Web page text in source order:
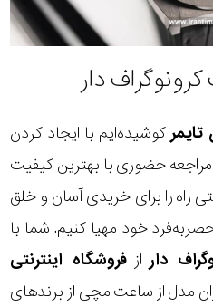
دار
تایمرکوشیده‌ایم با ایجاد کردن
مراجعه حضوری با بهترین کیفیت
راه را برای خریدی آسان و خلق
خود مهیا کنیم. شما با
دارازفروشگاه اینترنتی
مدل از ساعت مچی از برندهای